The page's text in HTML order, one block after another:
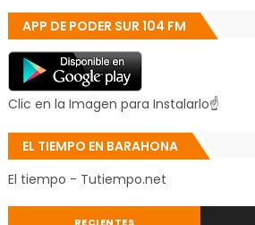
APP DE PODER SUR 104 FM
Clic en la Imagen para Instalarlo☝
EL TIEMPO EN BARAHONA
El tiempo - Tutiempo.net